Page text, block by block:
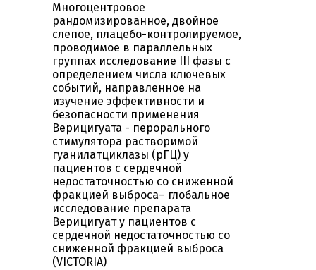
Многоцентровое
рандомизированное, двойное
слепое, плацебо-контролируемое,
проводимое в параллельных
группах исследование III фазы с
определением числа ключевых
событий, направленное на
изучение эффективности и
безопасности применения
Верицигуата - перорального
стимулятора растворимой
гуанилатциклазы (рГЦ) у
пациентов с сердечной
недостаточностью со сниженной
фракцией выброса– глобальное
исследование препарата
Верицигуат у пациентов с
сердечной недостаточностью со
сниженной фракцией выброса
(VICTORIA)